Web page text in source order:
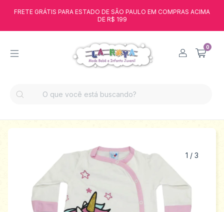
FRETE GRÁTIS PARA ESTADO DE SÃO PAULO EM COMPRAS ACIMA
DE R$ 199
0
1 / 3